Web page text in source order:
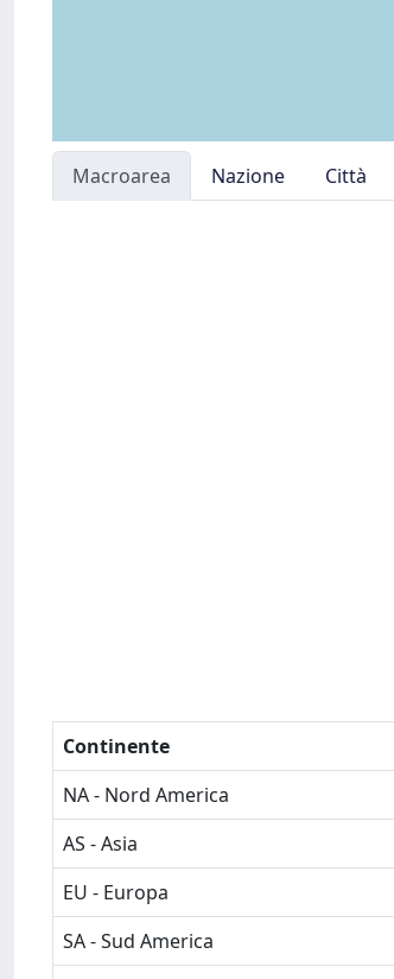
Macroarea Nazione Città
Continente
NA - Nord America
AS - Asia
EU - Europa
SA - Sud America